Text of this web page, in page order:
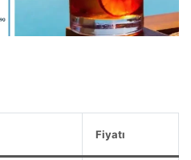
Fiyatı